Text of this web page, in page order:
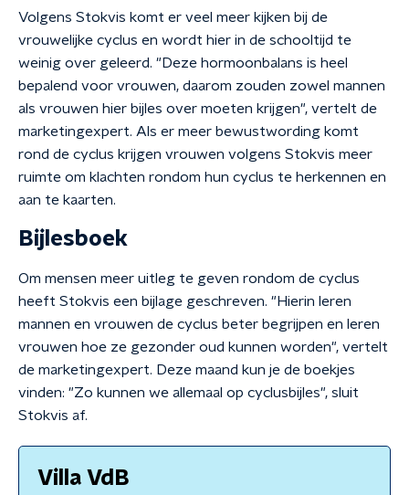
Volgens Stokvis komt er veel meer kijken bij de
vrouwelijke cyclus en wordt hier in de schooltijd te
weinig over geleerd. "Deze hormoonbalans is heel
bepalend voor vrouwen, daarom zouden zowel mannen
als vrouwen hier bijles over moeten krijgen", vertelt de
marketingexpert. Als er meer bewustwording komt
rond de cyclus krijgen vrouwen volgens Stokvis meer
ruimte om klachten rondom hun cyclus te herkennen en
aan te kaarten.
Bijlesboek
Om mensen meer uitleg te geven rondom de cyclus
heeft Stokvis een bijlage geschreven. "Hierin leren
mannen en vrouwen de cyclus beter begrijpen en leren
vrouwen hoe ze gezonder oud kunnen worden", vertelt
de marketingexpert. Deze maand kun je de boekjes
vinden: "Zo kunnen we allemaal op cyclusbijles", sluit
Stokvis af.
Villa VdB